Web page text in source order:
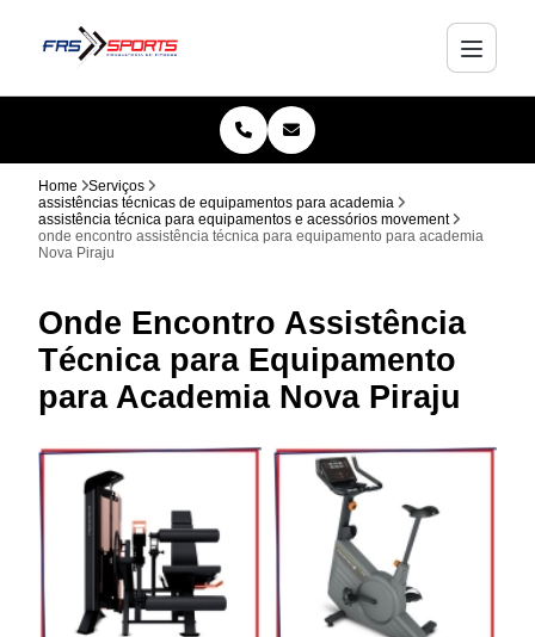
Home
Serviços
assistências técnicas de equipamentos para academia
assistência técnica para equipamentos e acessórios movement
onde encontro assistência técnica para equipamento para academia
Nova Piraju
Onde Encontro Assistência
Técnica para Equipamento
para Academia Nova Piraju